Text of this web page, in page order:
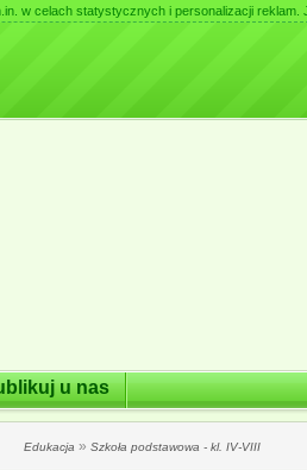
w celach statystycznych i personalizacji
u nas
Edukacja » Szkoła podstawowa - kl. IV-VIII